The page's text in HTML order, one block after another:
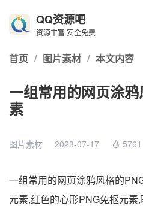
QQ资源吧
资源丰富 安全免费
首页 / 图片素材 / 本文内容
一组常用的网页涂
素
图片素材 2023-07-17 5761
一组常用的网页涂鸦风格的
元素,红色的心形PNG免抠元